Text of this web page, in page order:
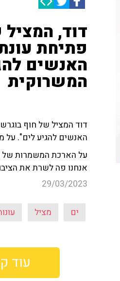
דוד,
פתיחת
האנשים
המשרוקית
דוד המציל של חוף
האנשים להגיע לים". על
על הארכת המשמרות של
אנחנו פה לשרת את
29/03/2023
ים מציל
עוד